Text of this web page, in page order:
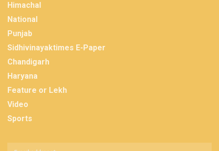
Himachal
National
Punjab
Sidhivinayaktimes E-Paper
Chandigarh
Haryana
Feature or Lekh
Video
Sports